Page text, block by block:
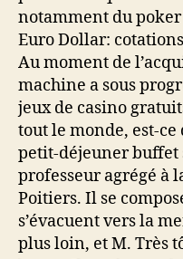
notamment du
Euro Dollar:
Au moment de
machine a sous
jeux de casino
tout le monde, est-
petit-déjeuner buffet
professeur agrégé à
Poitiers. Il se
s’évacuent vers la
plus loin, et M. Très